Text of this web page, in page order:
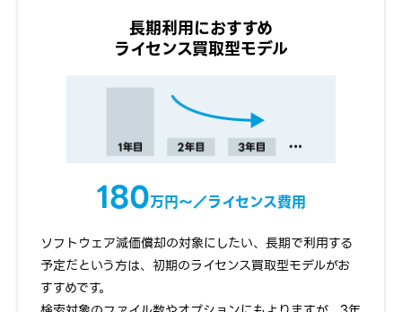
長期利用におすすめ
ライセンス買取型モデル
180万円〜／ライセンス費用
ソフトウェア減価償却の対象にしたい、長期で利用する
予定だという方は、初期のライセンス買取型モデルがお
すすめです。